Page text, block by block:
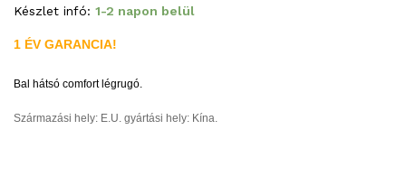
Készlet infó: 1-2 napon belül
1 ÉV GARANCIA!
Bal hátsó comfort légrugó.
Származási hely: E.U. gyártási hely: Kína.